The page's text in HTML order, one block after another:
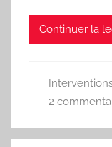
Continuer la
2